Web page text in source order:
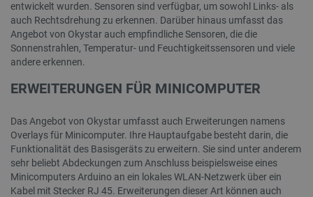
entwickelt wurden. Sensoren sind verfügbar, um sowohl Links- als
auch Rechtsdrehung zu erkennen. Darüber hinaus umfasst das
Angebot von Okystar auch empfindliche Sensoren, die die
Sonnenstrahlen, Temperatur- und Feuchtigkeitssensoren und viele
andere erkennen.
ERWEITERUNGEN FÜR MINICOMPUTER
Das Angebot von Okystar umfasst auch Erweiterungen namens
Overlays für Minicomputer. Ihre Hauptaufgabe besteht darin, die
Funktionalität des Basisgeräts zu erweitern. Sie sind unter anderem
sehr beliebt Abdeckungen zum Anschluss beispielsweise eines
Minicomputers Arduino an ein lokales WLAN-Netzwerk über ein
Kabel mit Stecker RJ 45. Erweiterungen dieser Art können auch